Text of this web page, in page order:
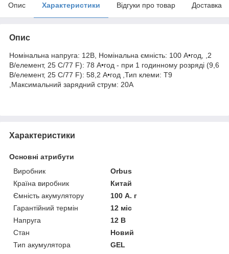
Опис Характеристики Відгуки про товар Доставка
Опис
Номінальна напруга: 12В, Номінальна ємність: 100 А•год, ,2
В/елемент, 25 C/77 F): 78 А•год - при 1 годинному розряді (9,6
В/елемент, 25 C/77 F): 58,2 A•год ,Тип клеми: T9
,Максимальний зарядний струм: 20А
Характеристики
Основні атрибути
Виробник
Orbus
Країна виробник
Китай
Ємність акумулятору
100 А. г
Гарантійний термін
12 міс
Напруга
12 В
Стан
Новий
Тип акумулятора
GEL